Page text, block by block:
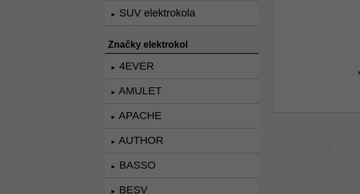
► SUV elektrokola
Značky elektrokol
► 4EVER
► AMULET
► APACHE
► AUTHOR
► BASSO
► BESV